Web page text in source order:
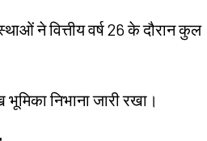
ने वित्तीय वर्ष 26 के दौरान कुल
निभाना जारी रखा।